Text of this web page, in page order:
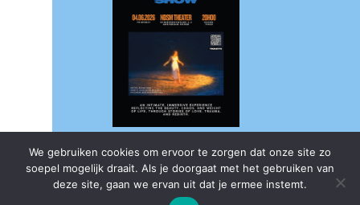
We gebruiken cookies om ervoor te zorgen dat onze site zo
soepel mogelijk draait. Als je doorgaat met het gebruiken van
deze site, gaan we ervan uit dat je ermee instemt.